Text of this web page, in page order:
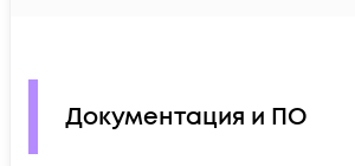
Документация и ПО